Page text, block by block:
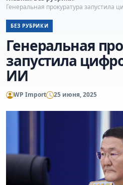
Генеральная прокуратура запустила
БЕЗ РУБРИКИ
Генеральная
запустила
ИИ
WP Import 25 июня, 2025